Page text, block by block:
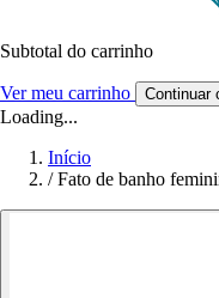
Subtotal do carrinho
Ver meu carrinho Continuar
Loading...
Início
/ Fato de banho